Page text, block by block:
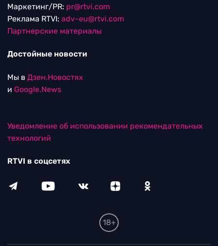
Маркетинг/PR: pr@rtvi.com
Реклама RTVI: adv-eu@rtvi.com
Партнерские материалы
Достойные новости
Мы в Дзен.Новостях
и Google.News
Уведомление об использовании рекомендательных
технологий
RTVI в соцсетях
18+